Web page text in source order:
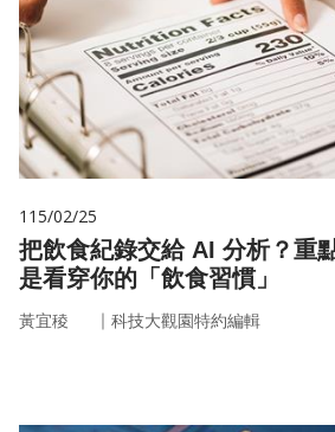
115/02/25
把飲食紀錄交給 AI 分析？重
是看穿你的「飲食習慣」
黃宜稜 ｜ 科技大觀園特約編輯